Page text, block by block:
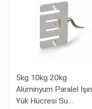
5kg 10kg 20kg
Alüminyum Paralel Işın
Yük Hücresi Su